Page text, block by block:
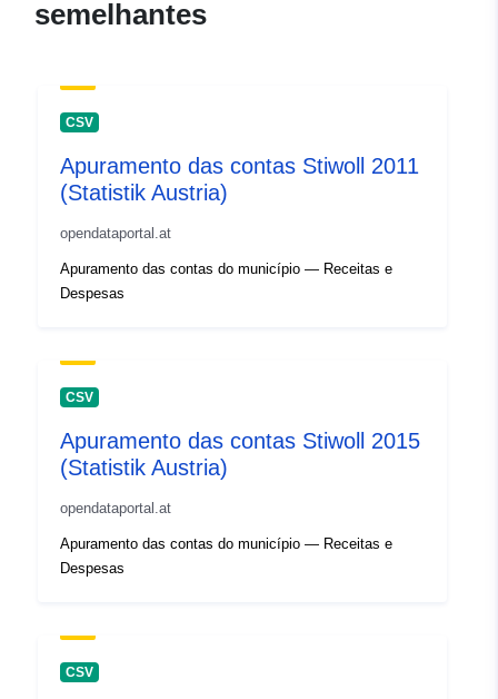
semelhantes
CSV
Apuramento das contas Stiwoll 2011
(Statistik Austria)
opendataportal.at
Apuramento das contas do município — Receitas e
Despesas
CSV
Apuramento das contas Stiwoll 2015
(Statistik Austria)
opendataportal.at
Apuramento das contas do município — Receitas e
Despesas
CSV